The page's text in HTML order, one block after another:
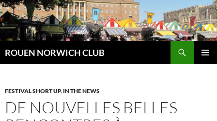
Aller
au
contenu
ROUEN NORWICH CLUB
FESTIVAL SHORT UP, IN THE NEWS
DE NOUVELLES BELLES